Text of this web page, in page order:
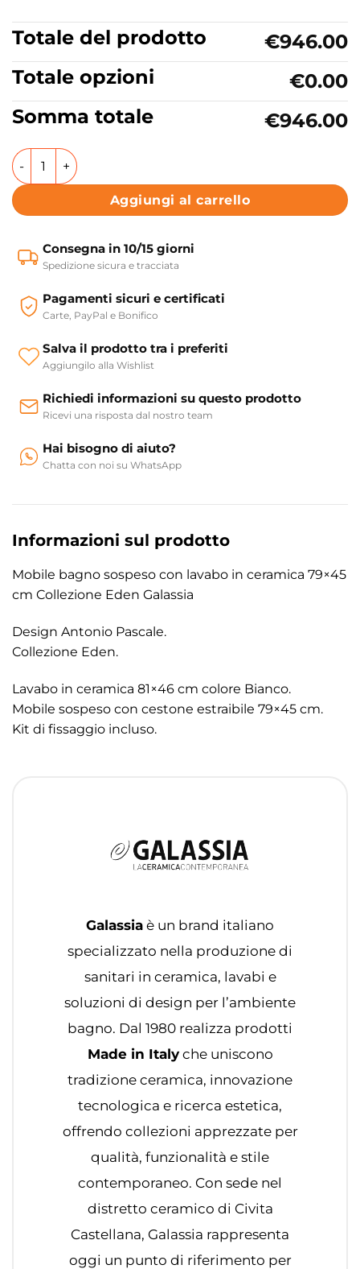
Totale del prodotto
€946.00
Totale opzioni
€0.00
Somma totale
€946.00
Mobile bagno sospeso con lavabo in ceramica 79x45 cm
Aggiungi al carrello
Consegna in 10/15 giorni
Spedizione sicura e tracciata
Pagamenti sicuri e certificati
Carte, PayPal e Bonifico
Salva il prodotto tra i preferiti
Aggiungilo alla Wishlist
Richiedi informazioni su questo prodotto
Ricevi una risposta dal nostro team
Hai bisogno di aiuto?
Chatta con noi su WhatsApp
Informazioni sul prodotto
Mobile bagno sospeso con lavabo in ceramica 79×45
cm Collezione Eden Galassia
Design Antonio Pascale.
Collezione Eden.
Lavabo in ceramica 81×46 cm colore Bianco.
Mobile sospeso con cestone estraibile 79×45 cm.
Kit di fissaggio incluso.
Galassia è un brand italiano
specializzato nella produzione di
sanitari in ceramica, lavabi e
soluzioni di design per l’ambiente
bagno. Dal 1980 realizza prodotti
Made in Italyche uniscono
tradizione ceramica, innovazione
tecnologica e ricerca estetica,
offrendo collezioni apprezzate per
qualità, funzionalità e stile
contemporaneo. Con sede nel
distretto ceramico di Civita
Castellana, Galassia rappresenta
oggi un punto di riferimento per